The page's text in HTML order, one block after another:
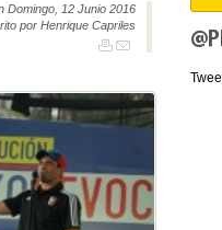
Domingo, 12 Junio 2016
por Henrique Capriles